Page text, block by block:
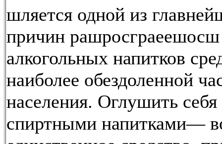
шляется одной из
причин рашросграеешосш
алкогольных напитков
наиболее обездоленной
населения. Оглушить себя
спиртными напитками—